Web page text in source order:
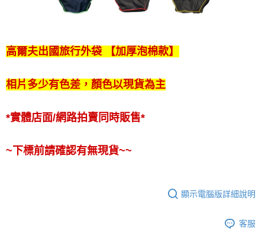
高爾夫出國旅行外袋 【加厚泡棉款】
相片多少有色差，顏色以現貨為主
*實體店面/網路拍賣同時販售*
~下標前請確認有無現貨~~
顯示電腦版詳細說明
客服